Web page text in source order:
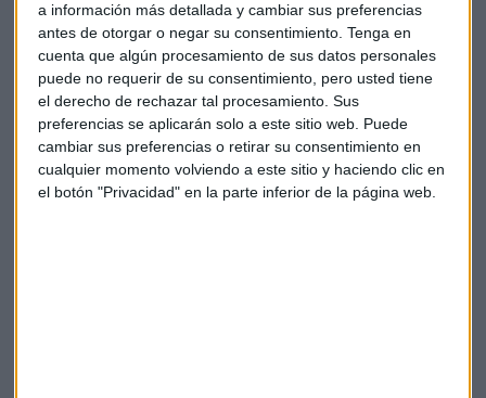
a información más detallada y cambiar sus preferencias
antes de otorgar o negar su consentimiento. Tenga en
cuenta que algún procesamiento de sus datos personales
puede no requerir de su consentimiento, pero usted tiene
el derecho de rechazar tal procesamiento. Sus
preferencias se aplicarán solo a este sitio web. Puede
cambiar sus preferencias o retirar su consentimiento en
cualquier momento volviendo a este sitio y haciendo clic en
el botón "Privacidad" en la parte inferior de la página web.
Y aquí viene el debate: ¿Las plataformas de economía
colaborativa como Airbnb le quitan cuota de mercado a los
hoteles de forma justa?"Lo deAirbnbno es economía
colaborativa,es economía sumergiday competencia
desleal para los hoteles, porqueno cumplen las mismas
leyes", asegura Fernando Fraile, director general del ICTE.
Rosa Guirado, experta en economía colaborativa, sale en